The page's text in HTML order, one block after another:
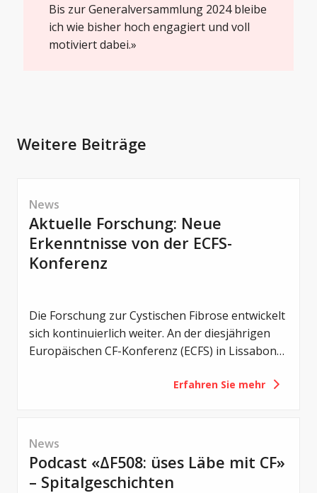
Bis zur Generalversammlung 2024 bleibe
ich wie bisher hoch engagiert und voll
motiviert dabei.»
Weitere Beiträge
News
Aktuelle Forschung: Neue
Erkenntnisse von der ECFS-
Konferenz
Die Forschung zur Cystischen Fibrose entwickelt
sich kontinuierlich weiter. An der diesjährigen
Europäischen CF-Konferenz (ECFS) in Lissabon
von einem noch früheren Einsatz von CFTR-
Therapieansätzen und neuen Strategien gegen
bakterielle Infektionen.
Erfahren Sie mehr
News
Podcast «ΔF508: üses Läbe mit CF»
– Spitalgeschichten